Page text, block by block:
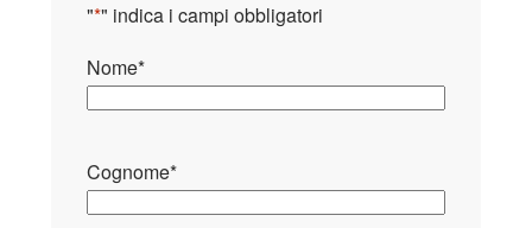
"*" indica i campi obbligatori
Nome*
Cognome*